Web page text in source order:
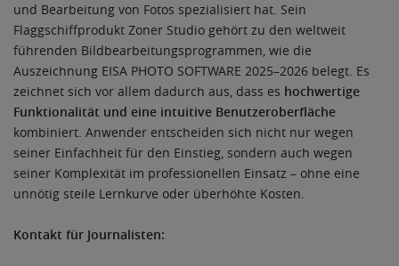
und Bearbeitung von Fotos spezialisiert hat. Sein
Flaggschiffprodukt Zoner Studio gehört zu den weltweit
führenden Bildbearbeitungsprogrammen, wie die
Auszeichnung EISA PHOTO SOFTWARE 2025–2026 belegt. Es
zeichnet sich vor allem dadurch aus, dass es hochwertige
Funktionalität und eine intuitive Benutzeroberfläche
kombiniert. Anwender entscheiden sich nicht nur wegen
seiner Einfachheit für den Einstieg, sondern auch wegen
seiner Komplexität im professionellen Einsatz – ohne eine
unnötig steile Lernkurve oder überhöhte Kosten.
Kontakt für Journalisten: